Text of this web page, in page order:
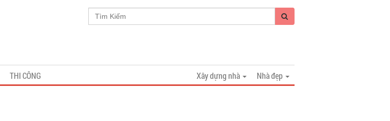
Nhà đẹp
THI CÔNG Xây dựng nhà